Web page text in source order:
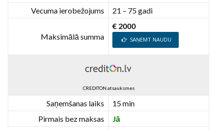
Vecuma ierobežojums
21 – 75 gadi
Maksimālā summa
€ 2000
SAŅEMT NAUDU
CREDITON atsauksmes
Saņemšanas laiks
15 min
Pirmais bez maksas
Jā